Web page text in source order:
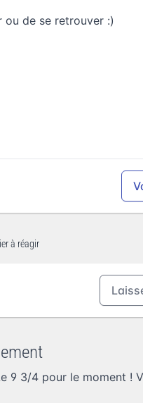
ou de se retrouver :)
à réagir
9 3/4 pour le moment !